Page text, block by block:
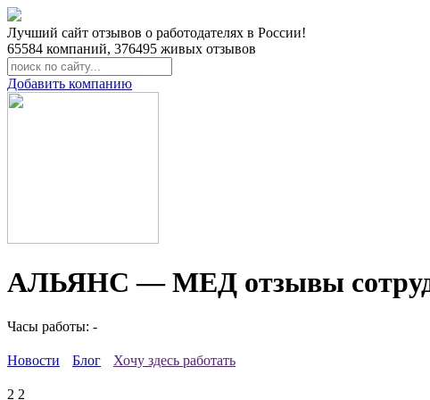
Лучший сайт отзывов о работодателях в России!
65584 компаний, 376495 живых отзывов
Добавить компанию
АЛЬЯНС — МЕД отзывы
Часы работы: -
Новости Блог Хочу здесь работать
2 2